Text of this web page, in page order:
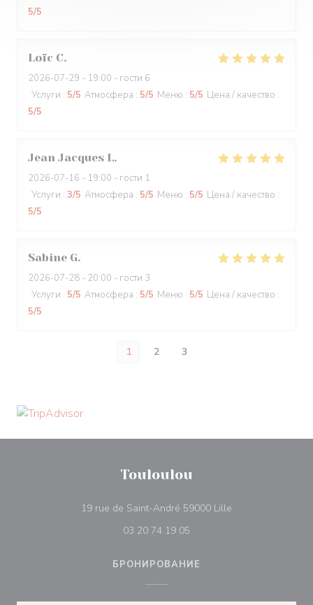
5/5
Loïc C
2026-07-29 - 19:00 - гости 6
Услуги : 5/5 Атмосфера : 5/5 Меню : 5/5 Цена / качество :
5/5
Jean Jacques L
2026-07-16 - 19:00 - гости 1
Услуги : 3/5 Атмосфера : 5/5 Меню : 5/5 Цена / качество :
5/5
Sabine G
2026-07-28 - 20:00 - гости 3
Услуги : 5/5 Атмосфера : 5/5 Меню : 5/5 Цена / качество :
5/5
1 2 3
Touloulou
19 rue de Saint-André 59000 Lille
03 20 74 19 05
БРОНИРОВАНИЕ